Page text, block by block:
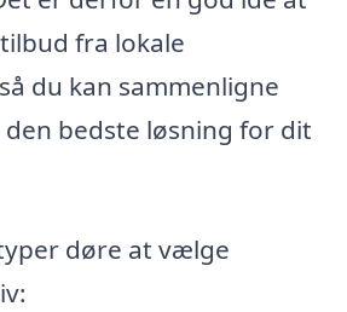
fra lokale
du kan sammenligne
bedste løsning for dit
døre at vælge